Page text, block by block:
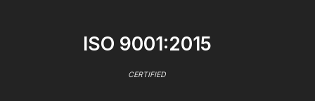
ISO 9001:2015
CERTIFIED